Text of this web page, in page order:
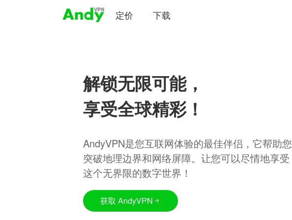
定价 下载
解锁无限可能，
享受全球精彩！
AndyVPN是您互联网体验的最佳伴侣，它帮助您
突破地理边界和网络屏障。让您可以尽情地享受
这个无界限的数字世界！
获取 AndyVPN